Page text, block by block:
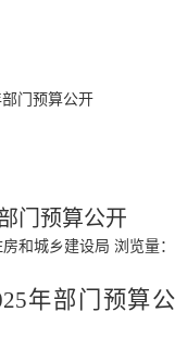
门预算公开
门预算公开
和城乡建设局 浏览量：
年部门预算公